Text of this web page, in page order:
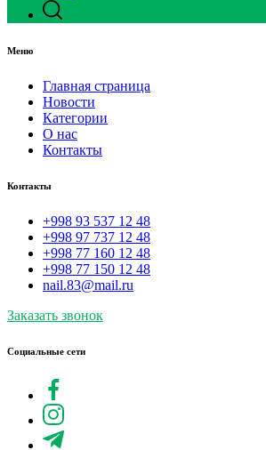
Меню
Главная страница
Новости
Категории
О нас
Контакты
Контакты
+998 93 537 12 48
+998 97 737 12 48
+998 77 160 12 48
+998 77 150 12 48
nail.83@mail.ru
Заказать звонок
Социальные сети